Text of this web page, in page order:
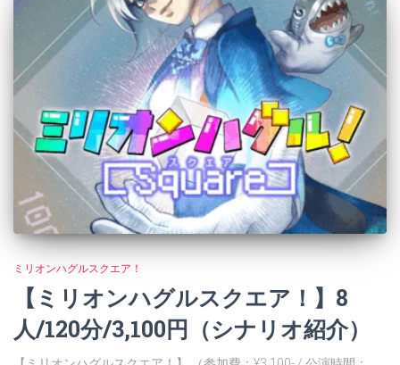
ミリオンハグルスクエア！
【ミリオンハグルスクエア！】8
人/120分/3,100円（シナリオ紹介）